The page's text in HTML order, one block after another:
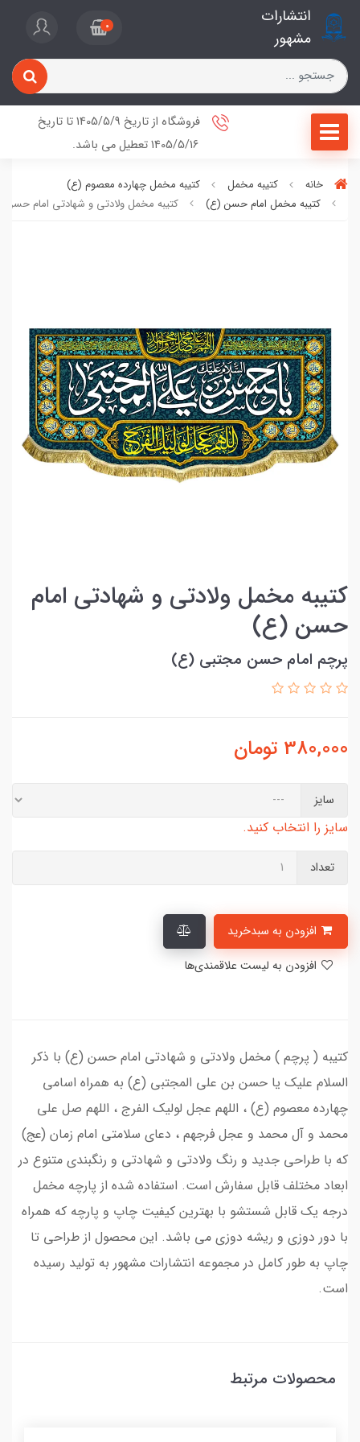
انتشارات
مشهور
0
فروشگاه از تاریخ 1405/5/9 تا تاریخ
1405/5/16 تعطیل می باشد.
خانه کتیبه مخمل
کتیبه مخمل چهارده معصوم (ع)
کتیبه مخمل امام حسن (ع)
کتیبه مخمل ولادتی و شهادتی امام
کتیبه مخمل ولادتی و شهادتی امام
حسن (ع)
پرچم امام حسن مجتبی (ع)
380,000 تومان
سایز
سایز را انتخاب کنید.
تعداد
کتیبه ( پرچم ) مخمل ولادتی و شهادتی امام حسن (ع) با ذکر
السلام علیک یا حسن بن علی المجتبی (ع) به همراه اسامی
چهارده معصوم (ع) ، اللهم عجل لولیک الفرج ، اللهم صل علی
محمد و آل محمد و عجل فرجهم ، دعای سلامتی امام زمان (عج)
که با طراحی جدید و رنگ ولادتی و شهادتی و رنگبندی متنوع در
ابعاد مختلف قابل سفارش است. استفاده شده از پارچه مخمل
درجه یک قابل شستشو با بهترین کیفیت چاپ و پارچه که همراه
با دور دوزی و ریشه دوزی می باشد. این محصول از طراحی تا
چاپ به طور کامل در مجموعه انتشارات مشهور به تولید رسیده
است.
محصولات مرتبط